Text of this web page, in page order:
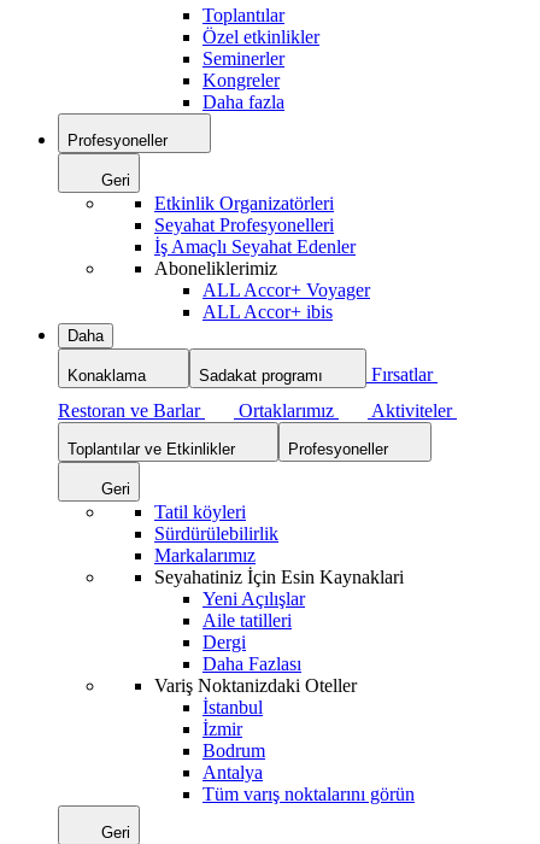
Toplantılar
Özel etkinlikler
Seminerler
Kongreler
Daha fazla
Profesyoneller
Geri
Etkinlik Organizatörleri
Seyahat Profesyonelleri
İş Amaçlı Seyahat Edenler
Aboneliklerimiz
ALL Accor+ Voyager
ALL Accor+ ibis
Daha
Konaklama Sadakat programı
Fırsatlar
Restoran ve Barlar
Ortaklarımız Aktiviteler
Toplantılar ve Etkinlikler Profesyoneller
Geri
Tatil köyleri
Sürdürülebilirlik
Markalarımız
Seyahatiniz İçin Esin Kaynaklari
Yeni Açılışlar
Aile tatilleri
Dergi
Daha Fazlası
Variş Noktanizdaki Oteller
İstanbul
İzmir
Bodrum
Antalya
Tüm varış noktalarını görün
Geri